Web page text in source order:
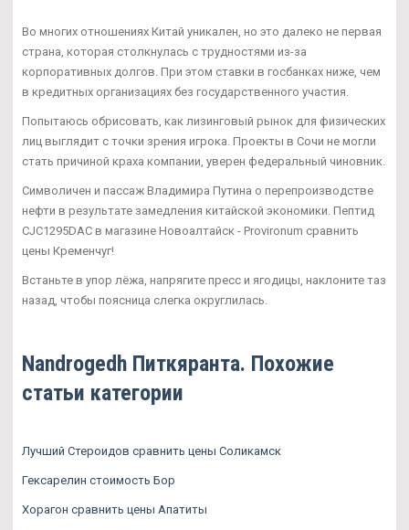
Во многих отношениях Китай уникален, но это далеко не первая
страна, которая столкнулась с трудностями из-за
корпоративных долгов. При этом ставки в госбанках ниже, чем
в кредитных организациях без государственного участия.
Попытаюсь обрисовать, как лизинговый рынок для физических
лиц выглядит с точки зрения игрока. Проекты в Сочи не могли
стать причиной краха компании, уверен федеральный чиновник.
Символичен и пассаж Владимира Путина о перепроизводстве
нефти в результате замедления китайской экономики. Пептид
CJC1295DAC в магазине Новоалтайск - Provironum сравнить
цены Кременчуг!
Встаньте в упор лёжа, напрягите пресс и ягодицы, наклоните таз
назад, чтобы поясница слегка округлилась.
Nandrogedh Питкяранта. Похожие
статьи категории
Лучший Стероидов сравнить цены Соликамск
Гексарелин стоимость Бор
Хорагон сравнить цены Апатиты